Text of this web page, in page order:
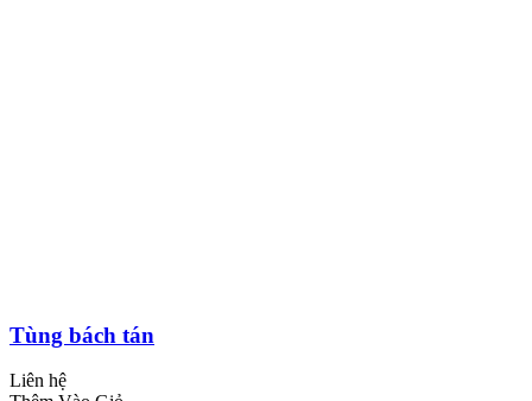
Tùng bách tán
Liên hệ